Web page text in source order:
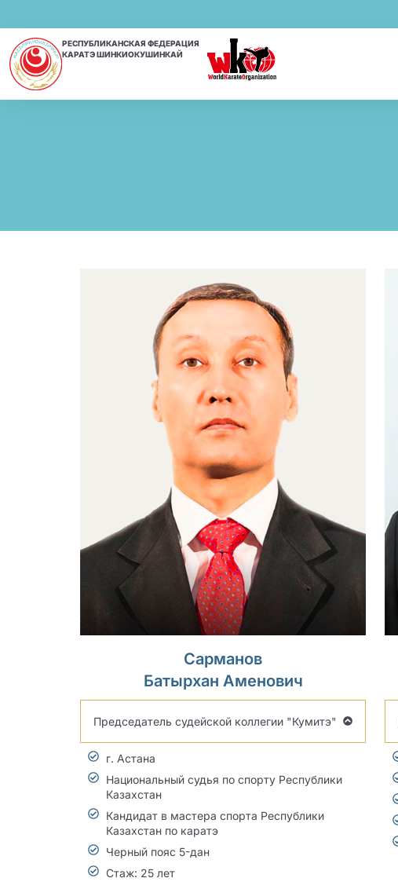
РЕСПУБЛИКАНСКАЯ ФЕДЕРАЦИЯ
КАРАТЭ ШИНКИОКУШИНКАЙ
Сарманов
Батырхан Аменович
Председатель судейской коллегии "Кумитэ"
г. Астана
Национальный судья по спорту Республики
Казахстан
Кандидат в мастера спорта Республики
Казахстан по каратэ
Черный пояс 5-дан
Стаж: 25 лет